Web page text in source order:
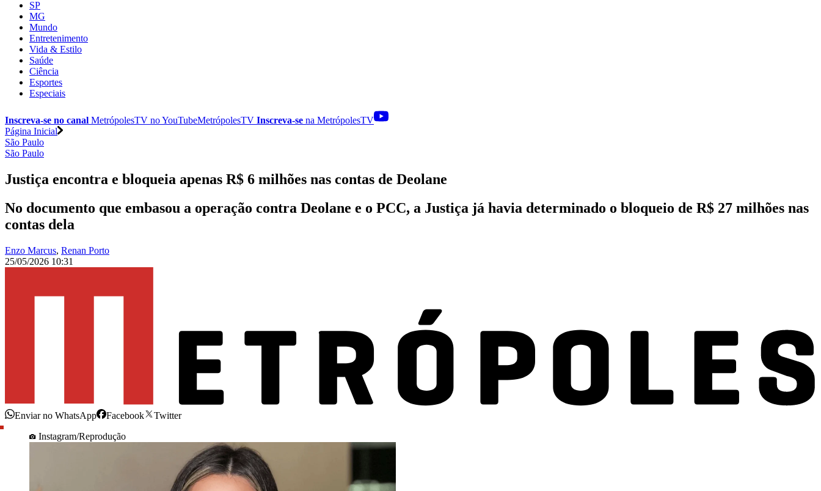
SP
MG
Mundo
Entretenimento
Vida & Estilo
Saúde
Ciência
Esportes
Especiais
Inscreva-se no canal MetrópolesTV noYouTubeMetrópolesTV Inscreva-se na MetrópolesTV
Página Inicial
São Paulo
São Paulo
Justiça encontra e bloqueia apenas R$ 6 milhões nas contas de Deolane
No documento que embasou a operação contra Deolane e o PCC, a Justiça já havia determinado o bloqueio de R$ 27 milhões nas
contas dela
Enzo Marcus, Renan Porto
25/05/2026 10:31
Enviar no WhatsApp Facebook
Twitter
Instagram/Reprodução